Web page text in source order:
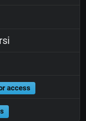
access